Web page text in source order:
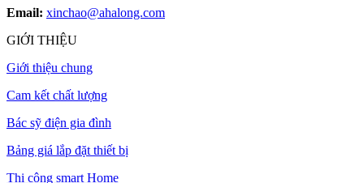
Email: xinchao@ahalong.com
GIỚI THIỆU
Giới thiệu chung
Cam kết chất lượng
Bác sỹ điện gia đình
Bảng giá lắp đặt thiết bị
Thi công smart Home